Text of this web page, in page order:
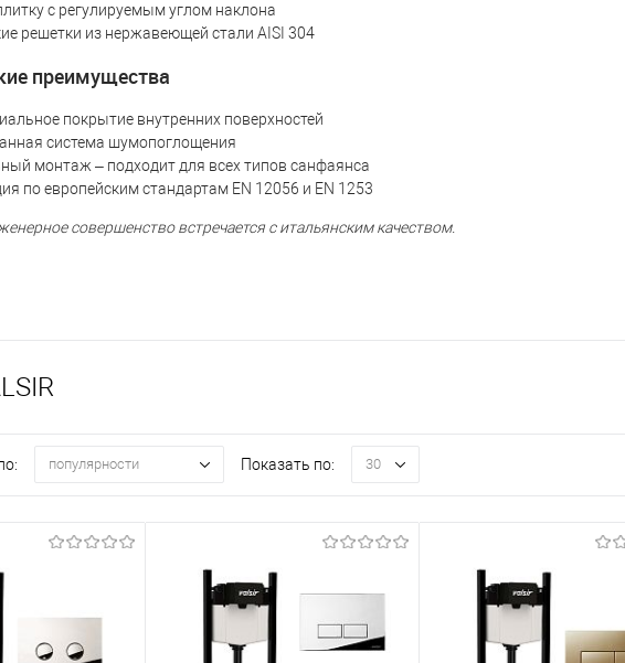
с регулируемым углом наклона
решетки из нержавеющей стали AISI 304
преимущества
покрытие внутренних поверхностей
система шумопоглощения
монтаж – подходит для всех типов санфаянса
по европейским стандартам EN 12056 и EN 1253
совершенство встречается с итальянским качеством.
популярности Показать по: 30